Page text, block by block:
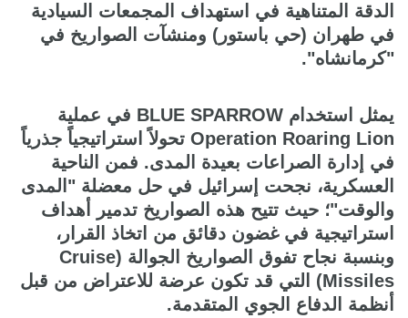
الدقة المتناهية في استهداف المجمعات السيادية
في طهران (حي باستور) ومنشآت الصواريخ في
"كرمانشاه".
يمثل استخدام BLUE SPARROW في عملية
Operation Roaring Lion تحولاً استراتيجياً جذرياً
في إدارة الصراعات بعيدة المدى. فمن الناحية
العسكرية، نجحت إسرائيل في حل معضلة "المدى
والوقت"؛ حيث تتيح هذه الصواريخ تدمير أهداف
استراتيجية في غضون دقائق من اتخاذ القرار،
وبنسبة نجاح تفوق الصواريخ الجوالة (Cruise
Missiles) التي قد تكون عرضة للاعتراض من قبل
أنظمة الدفاع الجوي المتقدمة.